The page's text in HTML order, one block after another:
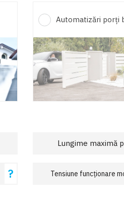
Automatizări porți
Lungime maximă
? Tensiune funcționare